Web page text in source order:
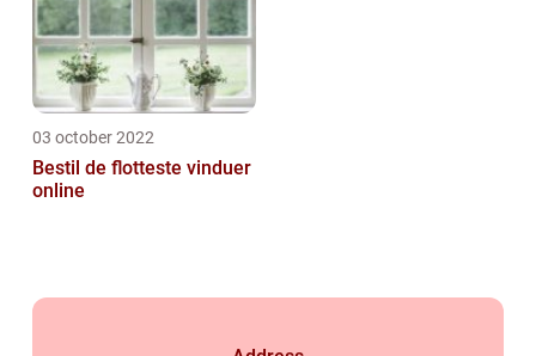
03 october 2022
Bestil de flotteste vinduer
online